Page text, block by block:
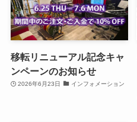
移転リニューアル記念キャ
ンペーンのお知らせ
2026年6月23日 インフォメーション